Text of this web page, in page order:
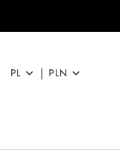
PL | PLN